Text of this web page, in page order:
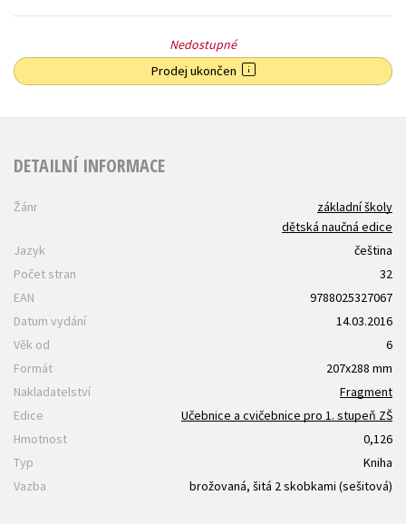
Nedostupné
Prodej ukončen
DETAILNÍ INFORMACE
Žánr
základní školy
dětská naučná edice
Jazyk
čeština
Počet stran
32
EAN
9788025327067
Datum vydání
14.03.2016
Věk od
6
Formát
207x288 mm
Nakladatelství
Fragment
Edice
Učebnice a cvičebnice pro 1. stupeň ZŠ
Hmotnost
0,126
Typ
Kniha
Vazba
brožovaná, šitá 2 skobkami (sešitová)